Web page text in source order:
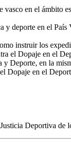
vasco en el ámbito
y deporte en el País
instruir los
el Dopaje en el
Deporte, en la
Dopaje en el
Deportiva de